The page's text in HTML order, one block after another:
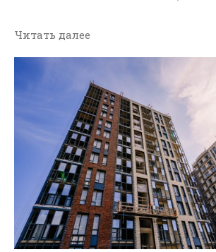
Читать далее